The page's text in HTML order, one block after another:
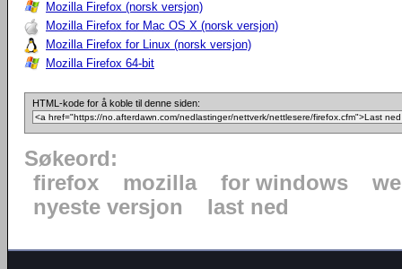
Mozilla Firefox (norsk versjon)
Mozilla Firefox for Mac OS X (norsk versjon)
Mozilla Firefox for Linux (norsk versjon)
Mozilla Firefox 64-bit
HTML-kode for å koble til denne siden:
Søkeord:
firefox
mozilla for windows
nyeste versjon
last ned